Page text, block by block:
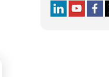
Follow us on
Follow us